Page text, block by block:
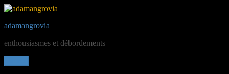
Aller
contenu
adamangrovia
enthousiasmes et débordements